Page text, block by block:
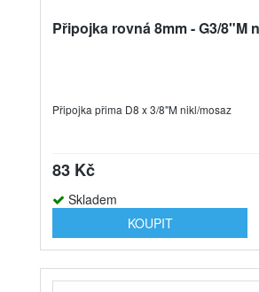
Připojka rovná 8mm - G3/8"M
Připojka přima D8 x 3/8"M nikl/mosaz
83 Kč
Skladem
KOUPIT